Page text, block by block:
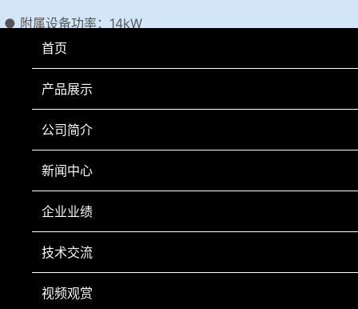
● 附属设备功率：14kW
● 电源：AC380V，50Hz
● 外形尺寸：2100×1500×3600
● 重量：2000kg
上一页
首页
产品展示
公司简介
新闻中心
企业业绩
技术交流
视频观赏